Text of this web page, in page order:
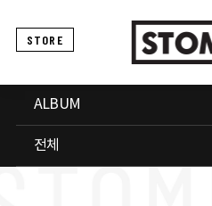
STORE
ALBUM
전체